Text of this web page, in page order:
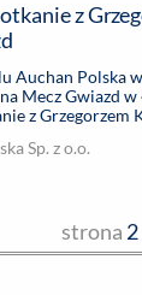
Grzegorzem
Auchan Polska
Mecz Gwiazd
z Grzegorzem
Sp. z o.o.
strona 2